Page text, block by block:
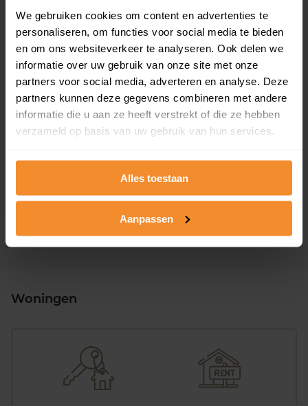
We gebruiken cookies om content en advertenties te
personaliseren, om functies voor social media te bieden
en om ons websiteverkeer te analyseren. Ook delen we
informatie over uw gebruik van onze site met onze
partners voor social media, adverteren en analyse. Deze
partners kunnen deze gegevens combineren met andere
informatie die u aan ze heeft verstrekt of die ze hebben
verzameld op basis van uw gebruik van hun services.
Alles toestaan
Aanpassen
Asserstraat 39
Woonoppervlak
176 m2
Perceel
947 m2
Verkoopdatum
15 januari 2026
Verkoopprijs
Koopsom opvragen
1.860 m2
Koopsom opvragen
Woningen